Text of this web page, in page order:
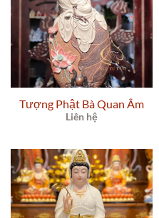
Tượng Phật Bà Quan Âm
Liên hệ